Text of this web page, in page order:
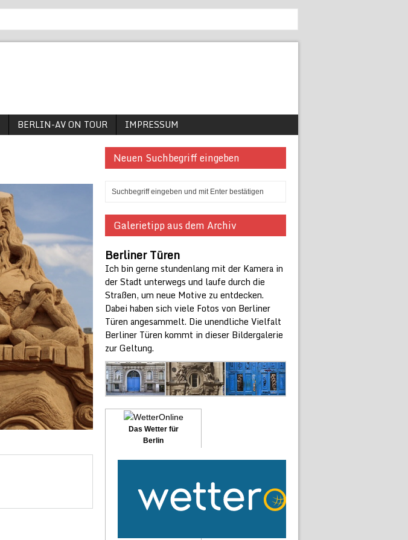
BERLIN-AV ON TOUR IMPRESSUM
Neuen Suchbegriff eingeben
Galerietipp aus dem Archiv
Berliner Türen
Ich bin gerne stundenlang mit der Kamera in
der Stadt unterwegs und laufe durch die
Straßen, um neue Motive zu entdecken.
Dabei haben sich viele Fotos von Berliner
Türen angesammelt. Die unendliche Vielfalt
Berliner Türen kommt in dieser Bildergalerie
zur Geltung.
Das Wetter für
Berlin